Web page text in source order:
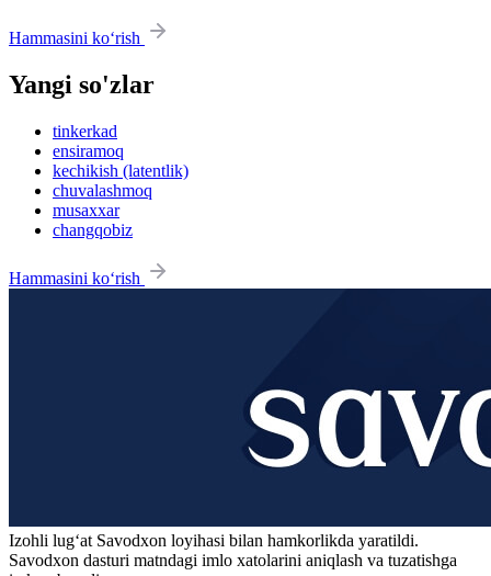
Hammasini ko‘rish
Yangi so'zlar
tinkerkad
ensiramoq
kechikish (latentlik)
chuvalashmoq
musaxxar
changqobiz
Hammasini ko‘rish
Izohli lugʻat Savodxon loyihasi bilan hamkorlikda yaratildi.
Savodxon dasturi matndagi imlo xatolarini aniqlash va tuzatishga